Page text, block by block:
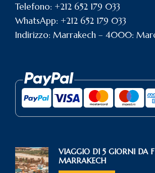
Telefono: +212 652 179 033
WhatsApp: +212 652 179 033
Indirizzo: Marrakech – 4000:
VIAGGIO DI 5 GIORNI DA
MARRAKECH